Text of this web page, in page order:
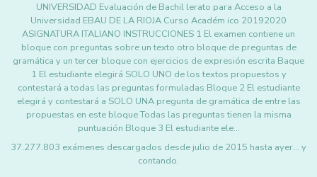
UNIVERSIDAD Evaluación de Bachil lerato para Acceso a la
Universidad EBAU DE LA RIOJA Curso Académ ico 20192020
ASIGNATURA ITALIANO INSTRUCCIONES 1 El examen contiene un
bloque con preguntas sobre un texto otro bloque de preguntas de
gramática y un tercer bloque con ejercicios de expresión escrita Baque
1 El estudiante elegirá SOLO UNO de los textos propuestos y
contestará a todas las preguntas formuladas Bloque 2 El estudiante
elegirá y contestará a SOLO UNA pregunta de gramática de entre las
propuestas en este bloque Todas las preguntas tienen la misma
puntuación Bloque 3 El estudiante ele…
37.277.803 exámenes descargados desde julio de 2015 hasta ayer... y
contando.